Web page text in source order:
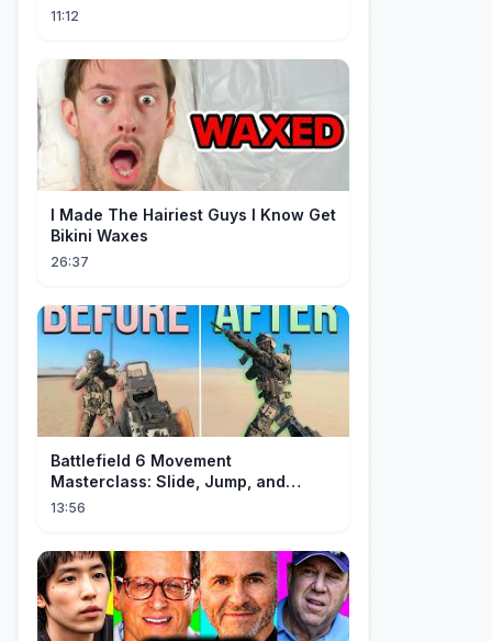
11:12
I Made The Hairiest Guys I Know Get
Bikini Waxes
26:37
Battlefield 6 Movement
Masterclass: Slide, Jump, and
Combos
13:56